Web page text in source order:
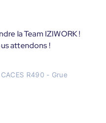
la Team IZIWORK !
attendons !
R490 - Grue